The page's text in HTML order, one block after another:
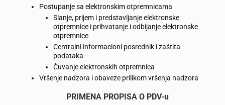
Postupanje sa elektronskim otpremnicama
Slanje, prijem i predstavljanje elektronske
otpremnice i prihvatanje i odbijanje elektronske
otpremnice
Centralni informacioni posrednik i zaštita
podataka
Čuvanje elektronskih otpremnica
Vršenje nadzora i obaveze prilikom vršenja nadzora
PRIMENA PROPISA O PDV-u